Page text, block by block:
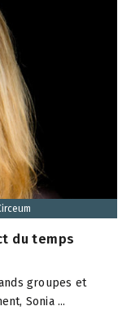
du temps
groupes et
Sonia ...